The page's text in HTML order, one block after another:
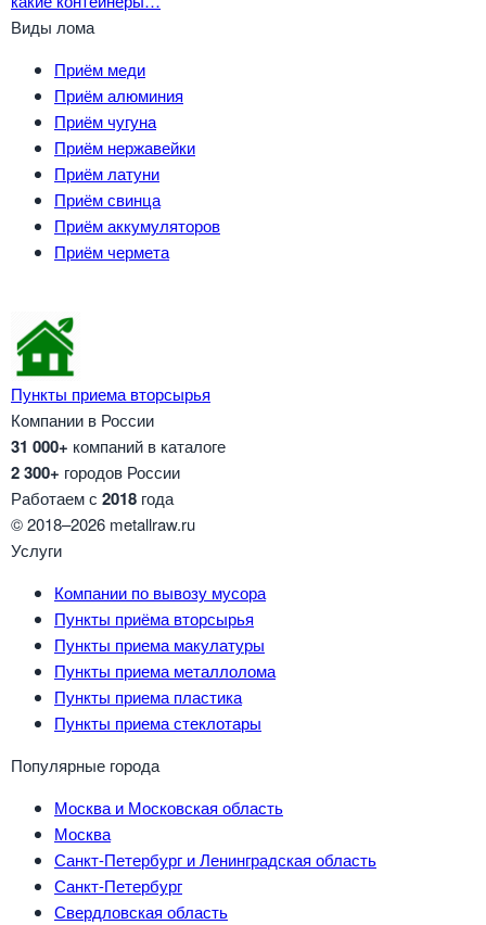
Виды лома
Приём меди
Приём алюминия
Приём чугуна
Приём нержавейки
Приём латуни
Приём свинца
Приём аккумуляторов
Приём чермета
Пункты приема вторсырья
Компании в России
31 000+ компаний в каталоге
2 300+ городов России
Работаем с 2018 года
© 2018–2026 metallraw.ru
Услуги
Компании по вывозу мусора
Пункты приёма вторсырья
Пункты приема макулатуры
Пункты приема металлолома
Пункты приема пластика
Пункты приема стеклотары
Популярные города
Москва и Московская область
Москва
Санкт-Петербург и Ленинградская область
Санкт-Петербург
Свердловская область